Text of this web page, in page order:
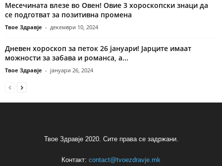
Месечината влезе во Овен! Овие 3 хороскопски знаци да
се подготват за позитивна промена
Твое Здравје - декември 10, 2024
Дневен хороскоп за петок 26 јануари! Јарците имаат
можности за забава и романса, а...
Твое Здравје - јануари 26, 2024
Твое Здравје 2020. Сите права се задржани.
Контакт: contact@tvoezdravje.mk